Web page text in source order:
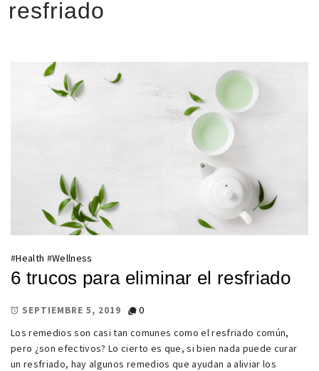
resfriado
#Health #Wellness
6 trucos para eliminar el resfriado
SEPTIEMBRE 5, 2019
0
Los remedios son casi tan comunes como el resfriado común,
pero ¿son efectivos? Lo cierto es que, si bien nada puede curar
un resfriado, hay algunos remedios que ayudan a aliviar los